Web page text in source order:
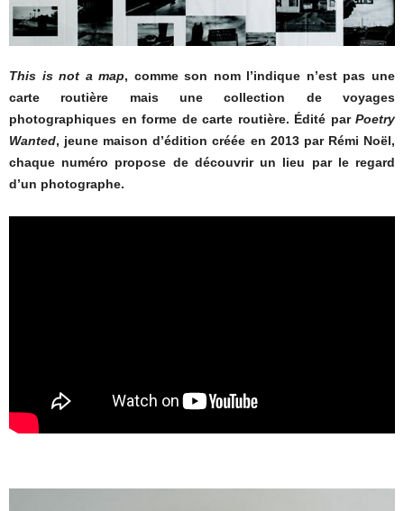
This is not a map, comme son nom l’indique n’est pas une
carte routière mais une collection de voyages
photographiques en forme de carte routière. Édité par Poetry
Wanted, jeune maison d’édition créée en 2013 par Rémi Noël,
chaque numéro propose de découvrir un lieu par le regard
d’un photographe.